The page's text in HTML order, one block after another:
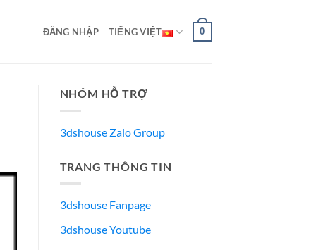
ĐĂNG NHẬP TIẾNG VIỆT 0
NHÓM HỖ TRỢ
3dshouse Zalo Group
TRANG THÔNG TIN
3dshouse Fanpage
3dshouse Youtube